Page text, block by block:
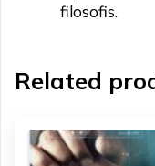
filosofis.
Related